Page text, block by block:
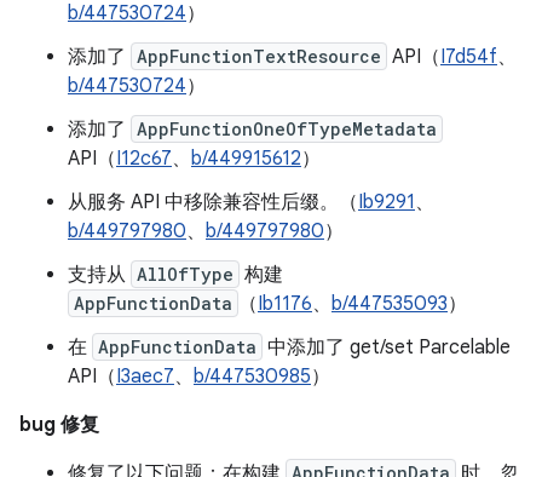
b/447530724）
添加了 AppFunctionTextResource API（I7d54f、
b/447530724）
添加了 AppFunctionOneOfTypeMetadata
API（I12c67、 b/449915612）
从服务 API 中移除兼容性后缀。（Ib9291 、
b/449797980、 b/449797980）
支持从 AllOfType 构建
AppFunctionData （Ib1176、 b/447535093）
在 AppFunctionData 中添加了 get/set Parcelable
API（I3aec7、 b/447530985）
bug 修复